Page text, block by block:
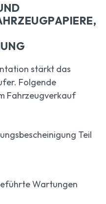
stärkt das
Folgende
Fahrzeugverkauf
Teil
Wartungen